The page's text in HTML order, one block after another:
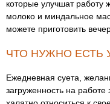
которые улучшат работу
молоко и миндальное
можете приготовить
ЧТО НУЖНО ЕСТЬ
Ежедневная суета,
загруженность на